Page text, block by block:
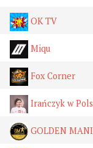
OK TV
Miqu
Fox Corner
Irańczyk w
GOLDEN